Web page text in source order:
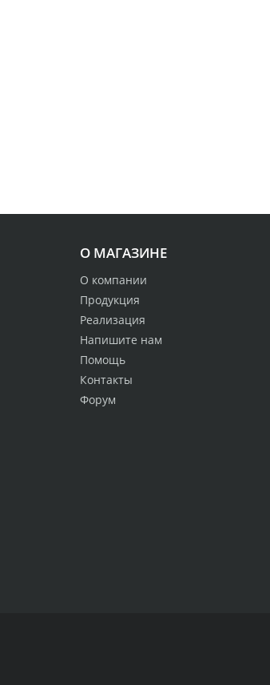
О МАГАЗИНЕ
О компании
Продукция
Реализация
Напишите нам
Помощь
Контакты
Форум